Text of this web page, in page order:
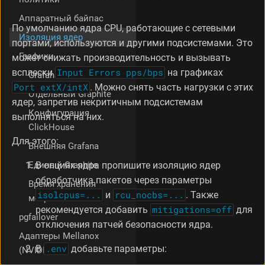
е
т
р
е
По умолчанию ядра CPU, работающие с сетевыми
портами, используются и другими подсистемами. Это
может снижать производительность и вызывать
всплески Input Errors pps/bps на графиках
Port extX/intX . Можно снять часть нагрузки с этих
ядер, запретив некритичным подсистемам
выполняться на них.
Для этого:
В опциях ядра пропишите изоляцию ядер
обработчика пакетов через параметры
isolcpus=... и rcu_nocbs=... . Также
рекомендуется добавить mitigations=off для
отключения патчей безопасности ядра.
В .env добавьте параметры:
Аппаратный байпас
Изоляция ядер
Графики
Grafana
Отдельный Graphite
Конфигурация
ClickHouse
Внешняя Grafana
Единый Graphite
Время хранения
метрик
pgfailover
Адаптеры Mellanox
(NVIDIA)